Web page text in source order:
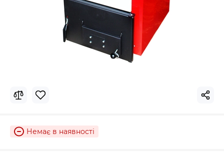
Немає в наявності